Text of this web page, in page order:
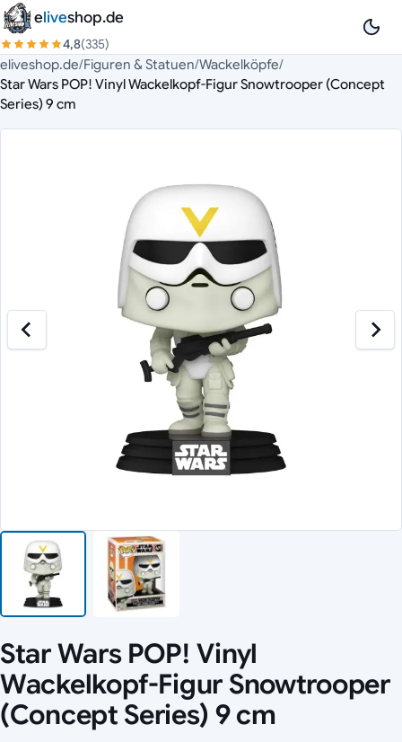
Zum Inhalt springen
eliveshop.de
4,8(335)
eliveshop.de/Figuren & Statuen/Wackelköpfe/
Star Wars POP! Vinyl Wackelkopf-Figur Snowtrooper (Concept
Series) 9 cm
Star Wars POP! Vinyl
Wackelkopf-Figur Snowtrooper
(Concept Series) 9 cm